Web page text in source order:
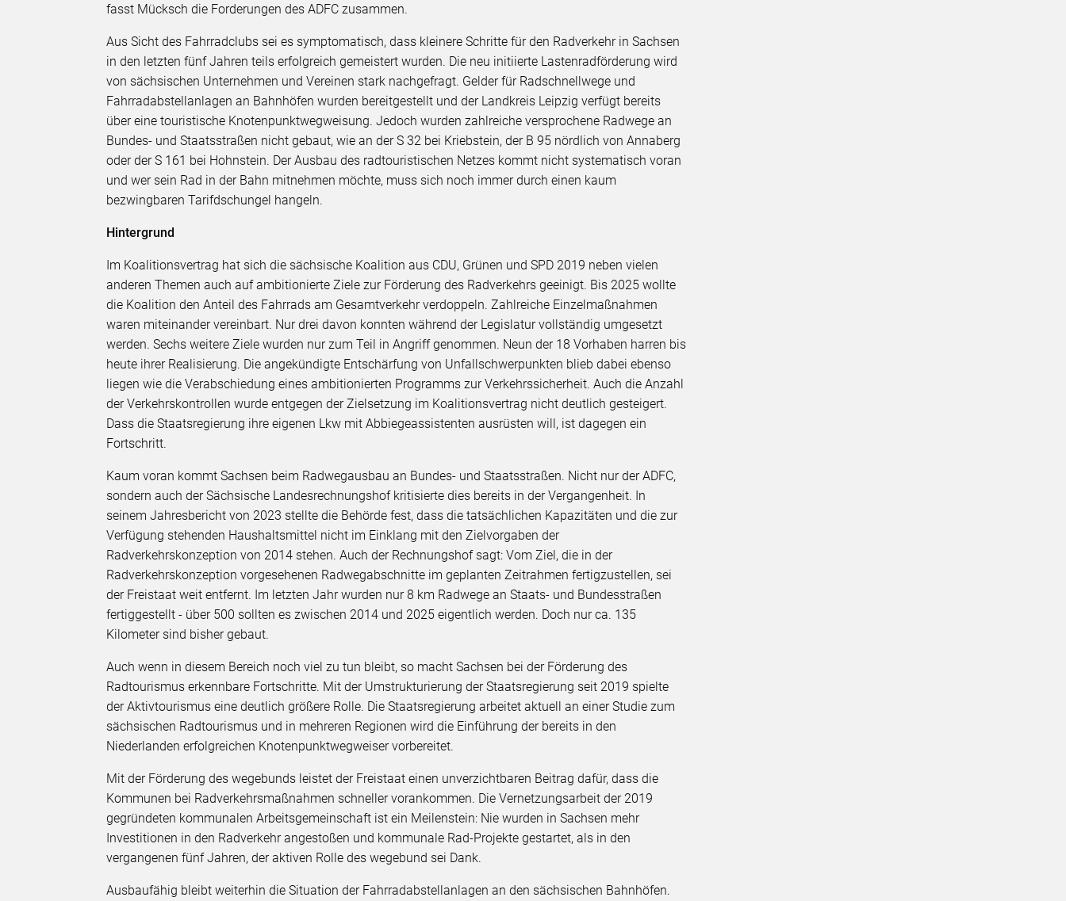
fasst Mücksch die Forderungen des ADFC zusammen.
Aus Sicht des Fahrradclubs sei es symptomatisch, dass kleinere Schritte für den Radverkehr in Sachsen
in den letzten fünf Jahren teils erfolgreich gemeistert wurden. Die neu initiierte Lastenradförderung wird
von sächsischen Unternehmen und Vereinen stark nachgefragt. Gelder für Radschnellwege und
Fahrradabstellanlagen an Bahnhöfen wurden bereitgestellt und der Landkreis Leipzig verfügt bereits
über eine touristische Knotenpunktwegweisung. Jedoch wurden zahlreiche versprochene Radwege an
Bundes- und Staatsstraßen nicht gebaut, wie an der S 32 bei Kriebstein, der B 95 nördlich von Annaberg
oder der S 161 bei Hohnstein. Der Ausbau des radtouristischen Netzes kommt nicht systematisch voran
und wer sein Rad in der Bahn mitnehmen möchte, muss sich noch immer durch einen kaum
bezwingbaren Tarifdschungel hangeln.
Hintergrund
Im Koalitionsvertrag hat sich die sächsische Koalition aus CDU, Grünen und SPD 2019 neben vielen
anderen Themen auch auf ambitionierte Ziele zur Förderung des Radverkehrs geeinigt. Bis 2025 wollte
die Koalition den Anteil des Fahrrads am Gesamtverkehr verdoppeln. Zahlreiche Einzelmaßnahmen
waren miteinander vereinbart. Nur drei davon konnten während der Legislatur vollständig umgesetzt
werden. Sechs weitere Ziele wurden nur zum Teil in Angriff genommen. Neun der 18 Vorhaben harren bis
heute ihrer Realisierung. Die angekündigte Entschärfung von Unfallschwerpunkten blieb dabei ebenso
liegen wie die Verabschiedung eines ambitionierten Programms zur Verkehrssicherheit. Auch die Anzahl
der Verkehrskontrollen wurde entgegen der Zielsetzung im Koalitionsvertrag nicht deutlich gesteigert.
Dass die Staatsregierung ihre eigenen Lkw mit Abbiegeassistenten ausrüsten will, ist dagegen ein
Fortschritt.
Kaum voran kommt Sachsen beim Radwegausbau an Bundes- und Staatsstraßen. Nicht nur der ADFC,
sondern auch der Sächsische Landesrechnungshof kritisierte dies bereits in der Vergangenheit. In
seinem Jahresbericht von 2023 stellte die Behörde fest, dass die tatsächlichen Kapazitäten und die zur
Verfügung stehenden Haushaltsmittel nicht im Einklang mit den Zielvorgaben der
Radverkehrskonzeption von 2014 stehen. Auch der Rechnungshof sagt: Vom Ziel, die in der
Radverkehrskonzeption vorgesehenen Radwegabschnitte im geplanten Zeitrahmen fertigzustellen, sei
der Freistaat weit entfernt. Im letzten Jahr wurden nur 8 km Radwege an Staats- und Bundesstraßen
fertiggestellt - über 500 sollten es zwischen 2014 und 2025 eigentlich werden. Doch nur ca. 135
Kilometer sind bisher gebaut.
Auch wenn in diesem Bereich noch viel zu tun bleibt, so macht Sachsen bei der Förderung des
Radtourismus erkennbare Fortschritte. Mit der Umstrukturierung der Staatsregierung seit 2019 spielte
der Aktivtourismus eine deutlich größere Rolle. Die Staatsregierung arbeitet aktuell an einer Studie zum
sächsischen Radtourismus und in mehreren Regionen wird die Einführung der bereits in den
Niederlanden erfolgreichen Knotenpunktwegweiser vorbereitet.
Mit der Förderung des wegebunds leistet der Freistaat einen unverzichtbaren Beitrag dafür, dass die
Kommunen bei Radverkehrsmaßnahmen schneller vorankommen. Die Vernetzungsarbeit der 2019
gegründeten kommunalen Arbeitsgemeinschaft ist ein Meilenstein: Nie wurden in Sachsen mehr
Investitionen in den Radverkehr angestoßen und kommunale Rad-Projekte gestartet, als in den
vergangenen fünf Jahren, der aktiven Rolle des wegebund sei Dank.
Ausbaufähig bleibt weiterhin die Situation der Fahrradabstellanlagen an den sächsischen Bahnhöfen.